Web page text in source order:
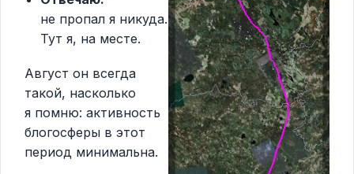
не пропал я никуда.
Тут я, на месте.
Август он всегда
такой, насколько
я помню: активность
блогосферы в этот
период минимальна.